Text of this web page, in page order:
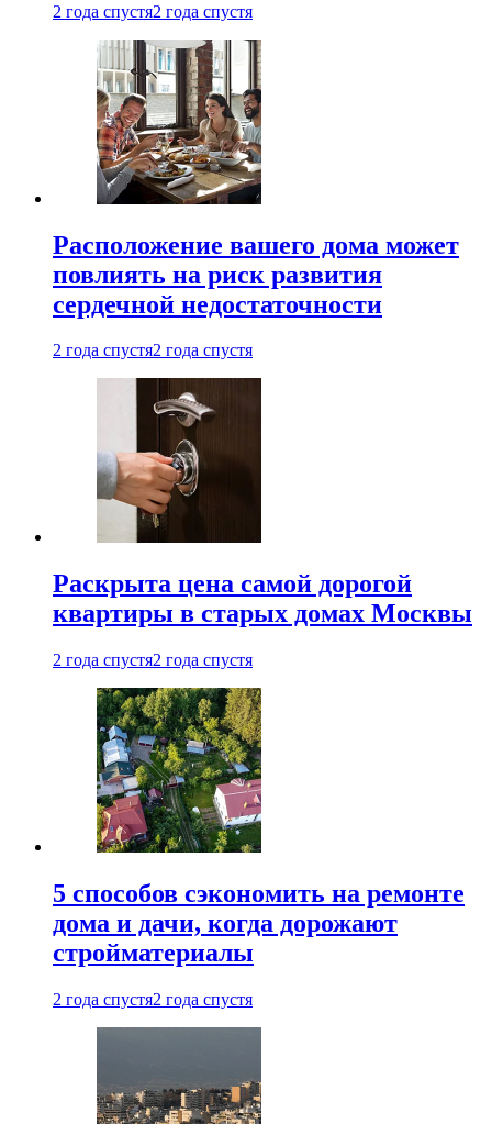
2 года спустя2 года спустя
Расположение вашего дома может
повлиять на риск развития
сердечной недостаточности
2 года спустя2 года спустя
Раскрыта цена самой дорогой
квартиры в старых домах Москвы
2 года спустя2 года спустя
5 способов сэкономить на ремонте
дома и дачи, когда дорожают
стройматериалы
2 года спустя2 года спустя